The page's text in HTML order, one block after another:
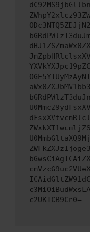
c2UKICB9Cn0=